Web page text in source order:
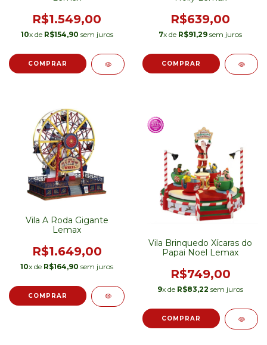
R$1.549,00
10x de R$154,90 sem juros
R$639,00
7x de R$91,29 sem juros
Vila A Roda Gigante
Lemax
R$1.649,00
10x de R$164,90 sem juros
Vila Brinquedo Xícaras do
Papai Noel Lemax
R$749,00
9x de R$83,22 sem juros